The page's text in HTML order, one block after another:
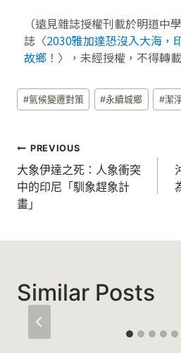
（遠見雜誌授權刊載於明道中
誌〈2030雅加達恐沒入大海，
故鄉！ 〉，未經授權，不得轉
#氣候變遷對策 #永續城鄉 #潔
PREVIOUS
大象伊達之死：人象衝突
中的印尼「馴象趕象計
畫」
Similar Posts